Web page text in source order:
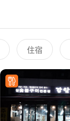
住宿